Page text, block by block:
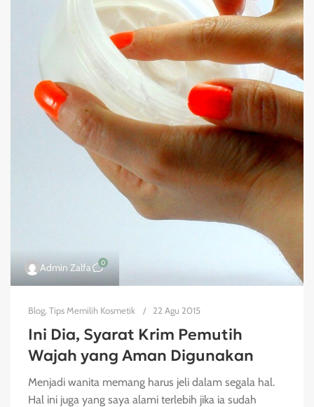
Admin Zalfa 0
Blog, Tips Memilih Kosmetik 22 Agu 2015
Ini Dia, Syarat Krim Pemutih
Wajah yang Aman Digunakan
Menjadi wanita memang harus jeli dalam segala hal.
Hal ini juga yang saya alami terlebih jika ia sudah